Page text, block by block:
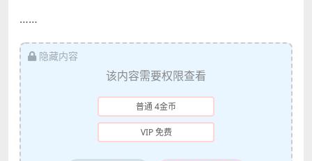
……
隐藏内容
该内容需要权限查看
普通 4金币
VIP 免费